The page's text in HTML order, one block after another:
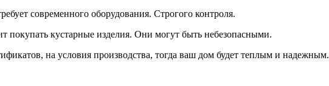
современного оборудования. Строгого контроля.
покупать кустарные изделия. Они могут быть небезопасными.
на условия производства, тогда ваш дом будет теплым и надежным.